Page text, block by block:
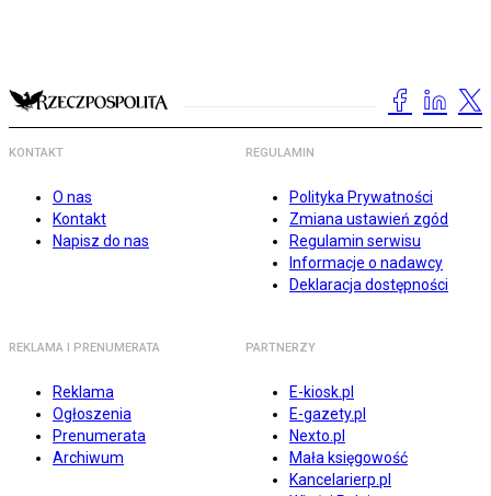
KONTAKT
O nas
Kontakt
Napisz do nas
REGULAMIN
Polityka Prywatności
Zmiana ustawień zgód
Regulamin serwisu
Informacje o nadawcy
Deklaracja dostępności
REKLAMA I PRENUMERATA
Reklama
Ogłoszenia
Prenumerata
Archiwum
PARTNERZY
E-kiosk.pl
E-gazety.pl
Nexto.pl
Mała księgowość
Kancelarierp.pl